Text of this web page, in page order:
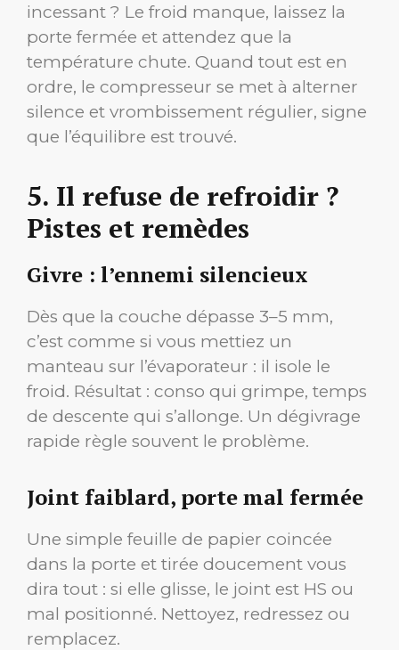
incessant ? Le froid manque, laissez la
porte fermée et attendez que la
température chute. Quand tout est en
ordre, le compresseur se met à alterner
silence et vrombissement régulier, signe
que l’équilibre est trouvé.
5. Il refuse de refroidir ?
Pistes et remèdes
Givre : l’ennemi silencieux
Dès que la couche dépasse 3–5 mm,
c’est comme si vous mettiez un
manteau sur l’évaporateur : il isole le
froid. Résultat : conso qui grimpe, temps
de descente qui s’allonge. Un dégivrage
rapide règle souvent le problème.
Joint faiblard, porte mal fermée
Une simple feuille de papier coincée
dans la porte et tirée doucement vous
dira tout : si elle glisse, le joint est HS ou
mal positionné. Nettoyez, redressez ou
remplacez.